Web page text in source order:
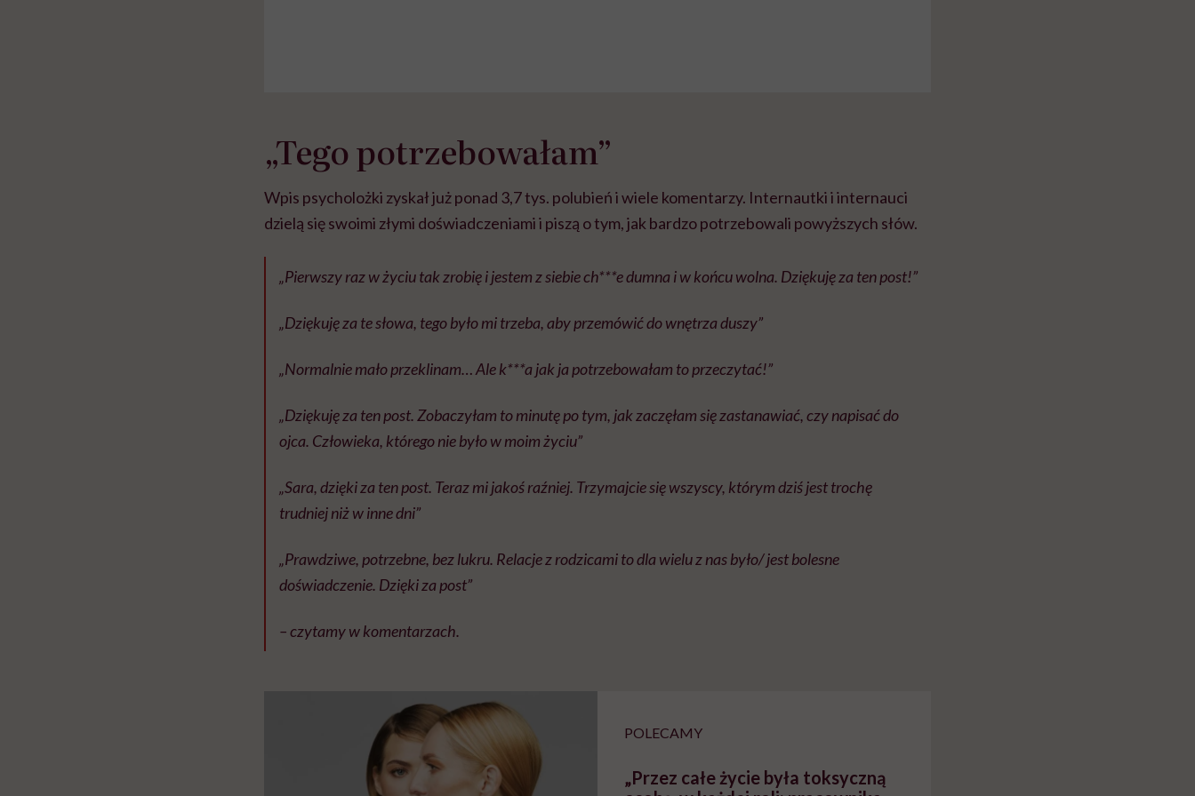
„Tego potrzebowałam”
Wpis psycholożki zyskał już ponad 3,7 tys. polubień i wiele komentarzy. Internautki i internauci
dzielą się swoimi złymi doświadczeniami i piszą o tym, jak bardzo potrzebowali powyższych słów.
„Pierwszy raz w życiu tak zrobię i jestem z siebie ch***e dumna i w końcu wolna. Dziękuję za ten post!”
„Dziękuję za te słowa, tego było mi trzeba, aby przemówić do wnętrza duszy”
„Normalnie mało przeklinam… Ale k***a jak ja potrzebowałam to przeczytać!”
„Dziękuję za ten post. Zobaczyłam to minutę po tym, jak zaczęłam się zastanawiać, czy napisać do
ojca. Człowieka, którego nie było w moim życiu”
„Sara, dzięki za ten post. Teraz mi jakoś raźniej. Trzymajcie się wszyscy, którym dziś jest trochę
trudniej niż w inne dni”
„Prawdziwe, potrzebne, bez lukru. Relacje z rodzicami to dla wielu z nas było/ jest bolesne
doświadczenie. Dzięki za post”
– czytamy w komentarzach.
POLECAMY
„Przez całe życie była toksyczną